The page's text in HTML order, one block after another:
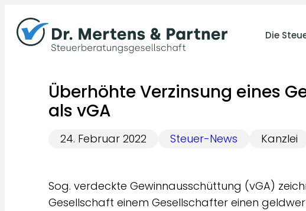
Inhalt
springen
Die
Überhöhte Verzinsung eines
als vGA
24. Februar 2022 Steuer-News Kanzlei
Sog. verdeckte Gewinnausschüttung (vGA)
Gesellschaft einem Gesellschafter einen